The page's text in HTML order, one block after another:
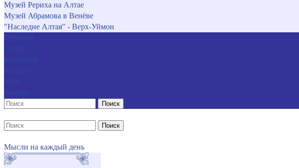
Музей Рериха на Алтае
Музей Абрамова в Венёве
"Наследие Алтая" - Верх-Уймон
Поиск
Поиск
Мысли на каждый день